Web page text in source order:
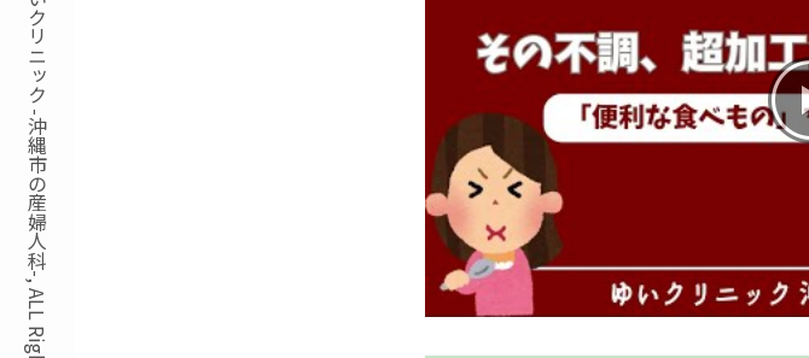
親と子の
母
‘さんルーム’ でさ